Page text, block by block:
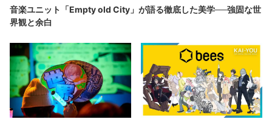
音楽ユニット「Empty old City」が語る徹底した美学──強固な世
界観と余白